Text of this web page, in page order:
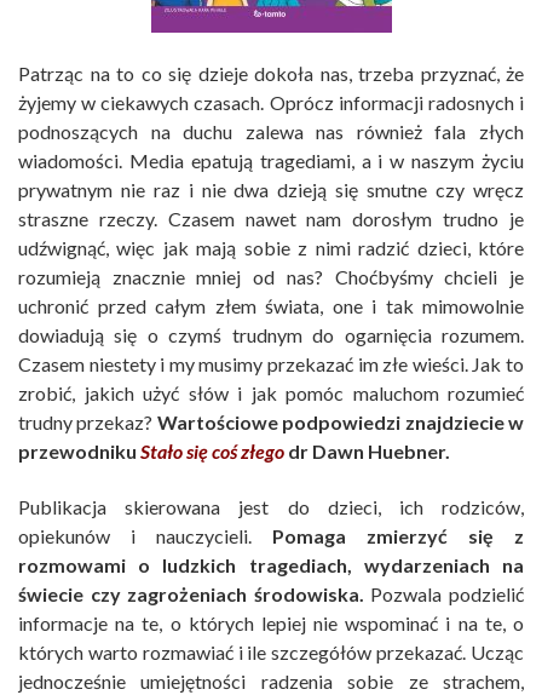
Patrząc na to co się dzieje dokoła nas, trzeba przyznać, że
żyjemy w ciekawych czasach. Oprócz informacji radosnych i
podnoszących na duchu zalewa nas również fala złych
wiadomości. Media epatują tragediami, a i w naszym życiu
prywatnym nie raz i nie dwa dzieją się smutne czy wręcz
straszne rzeczy. Czasem nawet nam dorosłym trudno je
udźwignąć, więc jak mają sobie z nimi radzić dzieci, które
rozumieją znacznie mniej od nas? Choćbyśmy chcieli je
uchronić przed całym złem świata, one i tak mimowolnie
dowiadują się o czymś trudnym do ogarnięcia rozumem.
Czasem niestety i my musimy przekazać im złe wieści. Jak to
zrobić, jakich użyć słów i jak pomóc maluchom rozumieć
trudny przekaz? Wartościowe podpowiedzi znajdziecie w
przewodniku Stało się coś złego dr Dawn Huebner.
Publikacja skierowana jest do dzieci, ich rodziców,
opiekunów i nauczycieli. Pomaga zmierzyć się z
rozmowami o ludzkich tragediach, wydarzeniach na
świecie czy zagrożeniach środowiska. Pozwala podzielić
informacje na te, o których lepiej nie wspominać i na te, o
których warto rozmawiać i ile szczegółów przekazać. Ucząc
jednocześnie umiejętności radzenia sobie ze strachem,